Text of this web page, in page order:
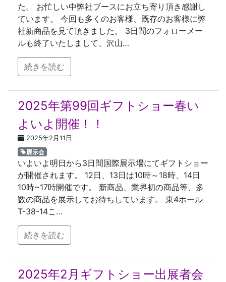
た。 お忙しい中弊社ブースにお立ち寄り頂き感謝し
ています。 今回も多くのお客様、既存のお客様に弊
社新商品を見て頂きました。 3日間のフォローメー
ルも終了いたしまして、沢山…
続きを読む
2025年第99回ギフトショー春い
よいよ開催！！
2025年2月11日
展示会
いよいよ明日から3日間国際展示場にてギフトショー
が開催されます。 12日、13日は10時～18時、14日
10時~17時開催です。 新商品、業界初の商品等、多
数の商品を展示してお待ちしています。 東4ホール
T-38-14こ…
続きを読む
2025年2月ギフトショー出展者会